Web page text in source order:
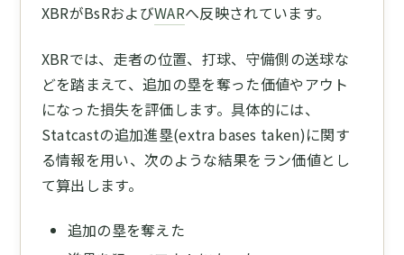
XBRがBsRおよびWARへ反映されています。
XBRでは、走者の位置、打球、守備側の送球な
どを踏まえて、追加の塁を奪った価値やアウト
になった損失を評価します。具体的には、
Statcastの追加進塁(extra bases taken)に関す
る情報を用い、次のような結果をラン価値とし
て算出します。
追加の塁を奪えた